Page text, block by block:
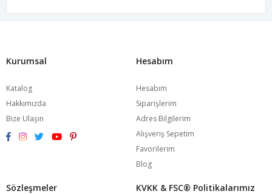
Kurumsal
Katalog
Hakkımızda
Bize Ulaşın
Hesabım
Hesabım
Siparişlerim
Adres Bilgilerim
Alışveriş Sepetim
Favorilerim
Blog
Sözleşmeler KVKK & FSC®️ Politikalarımız